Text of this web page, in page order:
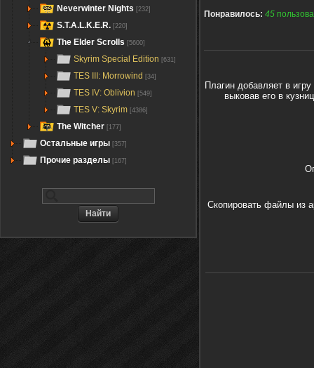
Neverwinter Nights [232]
S.T.A.L.K.E.R. [220]
The Elder Scrolls [5600]
Skyrim Special Edition [631]
TES III: Morrowind [34]
TES IV: Oblivion [549]
TES V: Skyrim [4386]
The Witcher [177]
Остальные игры [357]
Прочие разделы [167]
Понравилось: 45
Плагин добавляет в
выковав его в
Скопировать файлы из